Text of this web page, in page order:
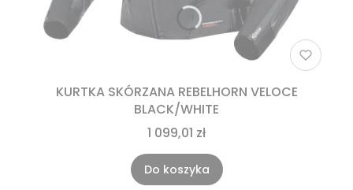
KURTKA SKÓRZANA REBELHORN VELOCE
BLACK/WHITE
1 099,01 zł
Do koszyka